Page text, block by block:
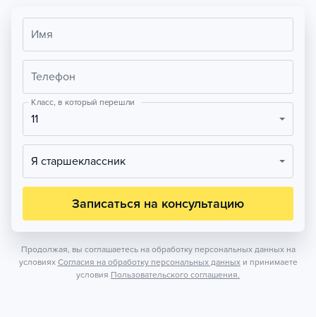
Имя
Телефон
Класс, в который перешли
11
Я старшеклассник
Записаться на консультацию
Продолжая, вы соглашаетесь на обработку персональных данных на
условиях Согласия на обработку персональных данных и принимаете
условия Пользовательского соглашения.